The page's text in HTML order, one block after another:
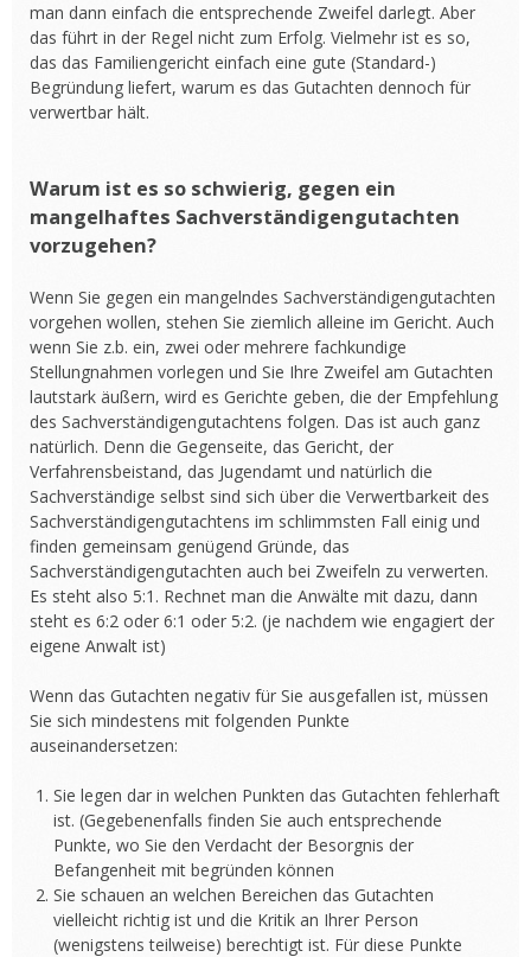
man dann einfach die entsprechende Zweifel darlegt. Aber
das führt in der Regel nicht zum Erfolg. Vielmehr ist es so,
das das Familiengericht einfach eine gute (Standard-)
Begründung liefert, warum es das Gutachten dennoch für
verwertbar hält.
Warum ist es so schwierig, gegen ein
mangelhaftes Sachverständigengutachten
vorzugehen?
Wenn Sie gegen ein mangelndes Sachverständigengutachten
vorgehen wollen, stehen Sie ziemlich alleine im Gericht. Auch
wenn Sie z.b. ein, zwei oder mehrere fachkundige
Stellungnahmen vorlegen und Sie Ihre Zweifel am Gutachten
lautstark äußern, wird es Gerichte geben, die der Empfehlung
des Sachverständigengutachtens folgen. Das ist auch ganz
natürlich. Denn die Gegenseite, das Gericht, der
Verfahrensbeistand, das Jugendamt und natürlich die
Sachverständige selbst sind sich über die Verwertbarkeit des
Sachverständigengutachtens im schlimmsten Fall einig und
finden gemeinsam genügend Gründe, das
Sachverständigengutachten auch bei Zweifeln zu verwerten.
Es steht also 5:1. Rechnet man die Anwälte mit dazu, dann
steht es 6:2 oder 6:1 oder 5:2. (je nachdem wie engagiert der
eigene Anwalt ist)
Wenn das Gutachten negativ für Sie ausgefallen ist, müssen
Sie sich mindestens mit folgenden Punkte
auseinandersetzen:
Sie legen dar in welchen Punkten das Gutachten fehlerhaft
ist. (Gegebenenfalls finden Sie auch entsprechende
Punkte, wo Sie den Verdacht der Besorgnis der
Befangenheit mit begründen können
Sie schauen an welchen Bereichen das Gutachten
vielleicht richtig ist und die Kritik an Ihrer Person
(wenigstens teilweise) berechtigt ist. Für diese Punkte